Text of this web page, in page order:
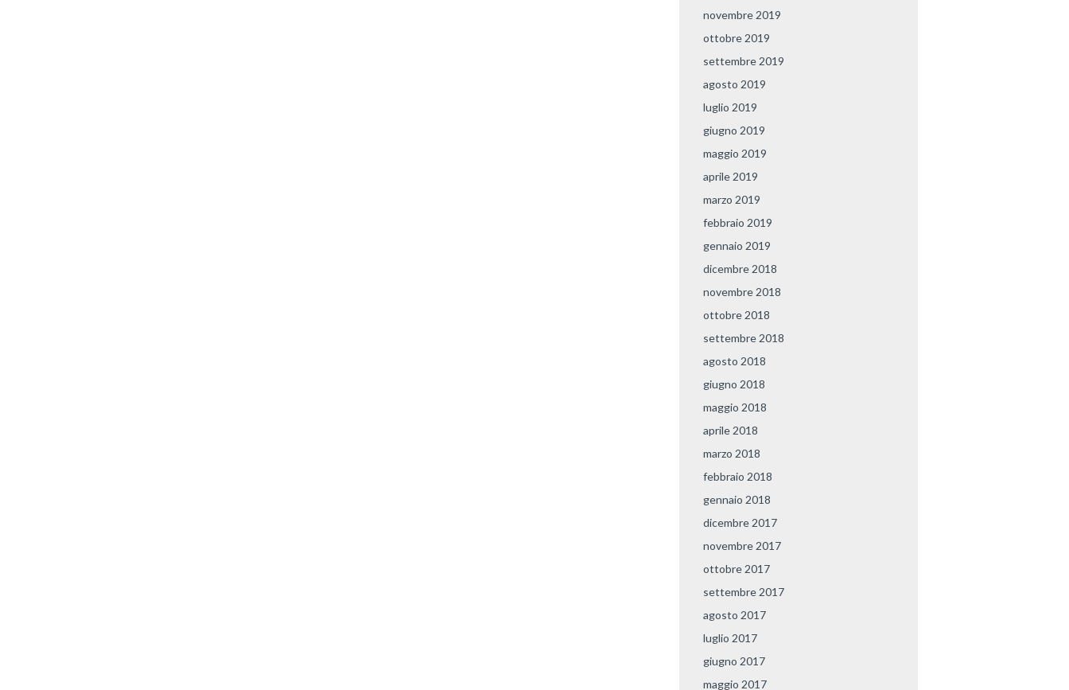
novembre 2019
ottobre 2019
settembre 2019
agosto 2019
luglio 2019
giugno 2019
maggio 2019
aprile 2019
marzo 2019
febbraio 2019
gennaio 2019
dicembre 2018
novembre 2018
ottobre 2018
settembre 2018
agosto 2018
giugno 2018
maggio 2018
aprile 2018
marzo 2018
febbraio 2018
gennaio 2018
dicembre 2017
novembre 2017
ottobre 2017
settembre 2017
agosto 2017
luglio 2017
giugno 2017
maggio 2017